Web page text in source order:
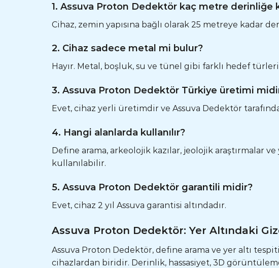
1. Assuva Proton Dedektör kaç metre derinliğe
Cihaz, zemin yapısına bağlı olarak 25 metreye kadar
2. Cihaz sadece metal mi bulur?
Hayır. Metal, boşluk, su ve tünel gibi farklı hedef
3. Assuva Proton Dedektör Türkiye üretimi
Evet, cihaz yerli üretimdir ve Assuva Dedektör
4. Hangi alanlarda kullanılır?
Define arama, arkeolojik kazılar, jeolojik araştırmalar
kullanılabilir.
5. Assuva Proton Dedektör garantili midir?
Evet, cihaz 2 yıl Assuva garantisi altındadır.
Assuva Proton Dedektör: Yer Altındaki
Assuva Proton Dedektör, define arama ve yer altı
cihazlardan biridir. Derinlik, hassasiyet, 3D